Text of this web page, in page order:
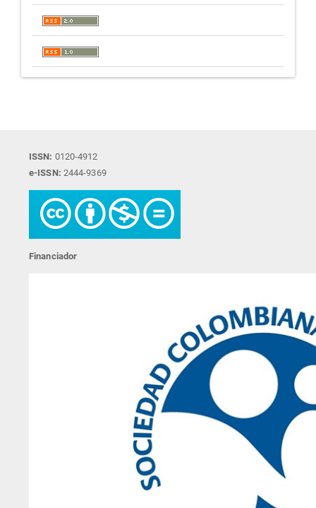
ISSN: 0120-4912
e-ISSN: 2444-9369
Financiador